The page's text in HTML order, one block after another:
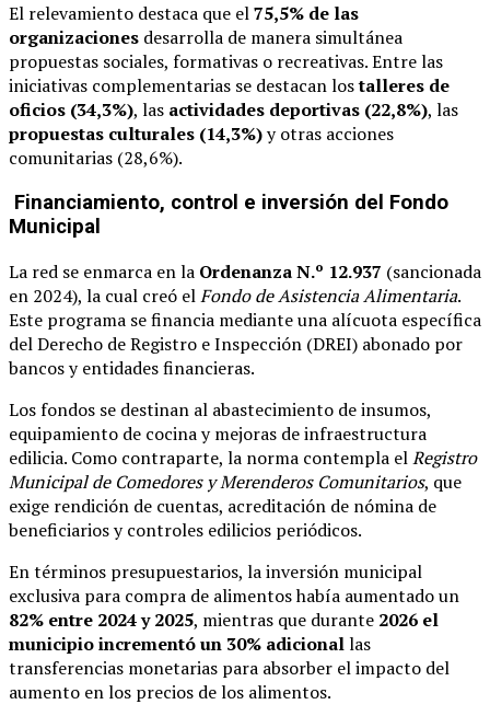
El relevamiento destaca que el75,5% de las
organizaciones desarrolla de manera simultánea
propuestas sociales, formativas o recreativas. Entre las
iniciativas complementarias se destacan lostalleres de
oficios (34,3%), las actividades deportivas (22,8%), las
propuestas culturales (14,3%)y otras acciones
comunitarias (28,6%).
Financiamiento, control e inversión del Fondo
Municipal
La red se enmarca en la Ordenanza N.º 12.937 (sancionada
en 2024), la cual creó elFondo de Asistencia Alimentaria.
Este programa se financia mediante una alícuota específica
del Derecho de Registro e Inspección (DREI) abonado por
bancos y entidades financieras.
Los fondos se destinan al abastecimiento de insumos,
equipamiento de cocina y mejoras de infraestructura
edilicia. Como contraparte, la norma contempla elRegistro
Municipal de Comedores y Merenderos Comunitarios, que
exige rendición de cuentas, acreditación de nómina de
beneficiarios y controles edilicios periódicos.
En términos presupuestarios, la inversión municipal
exclusiva para compra de alimentos había aumentado un
82% entre 2024 y 2025, mientras que durante 2026 el
municipio incrementó un 30% adicionallas
transferencias monetarias para absorber el impacto del
aumento en los precios de los alimentos.